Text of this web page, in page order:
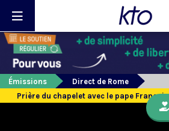
Émissions
Direct de Rome
Prière du chapelet avec le pape François